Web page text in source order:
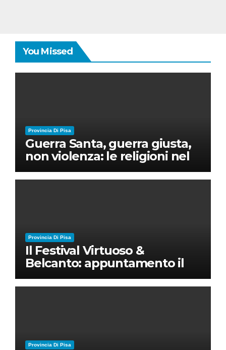
You Missed
Provincia Di Pisa
Guerra Santa, guerra giusta,
non violenza: le religioni nel
nuovo disordine mondiale
Provincia Di Pisa
Il Festival Virtuoso &
Belcanto: appuntamento il
28 luglio a Palazzo Blu con
Ruben Micieli
Provincia Di Pisa